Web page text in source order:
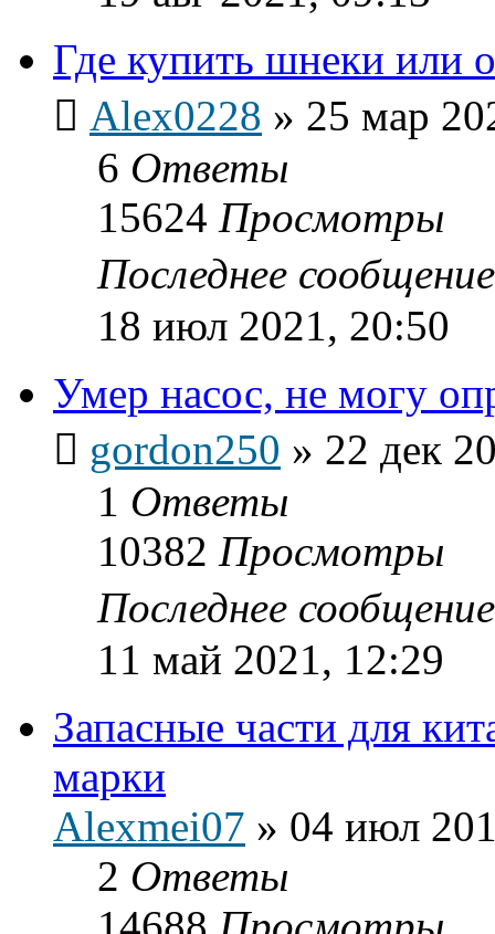
Где купить шнеки или
Alex0228 » 25 мар
6 Ответы
15624 Просмотры
Последнее
18 июл 2021, 20:50
Умер насос, не могу
gordon250 » 22 дек
1 Ответы
10382 Просмотры
Последнее
11 май 2021, 12:29
Запасные части для
марки
Alexmei07 » 04 июл
2 Ответы